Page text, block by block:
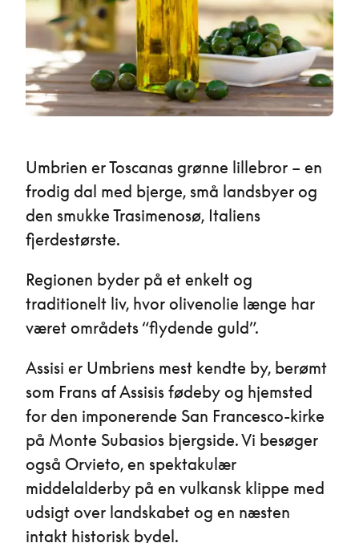
Umbrien er Toscanas grønne lillebror – en
frodig dal med bjerge, små landsbyer og
den smukke Trasimenosø, Italiens
fjerdestørste.
Regionen byder på et enkelt og
traditionelt liv, hvor olivenolie længe har
været områdets “flydende guld”.
Assisi er Umbriens mest kendte by, berømt
som Frans af Assisis fødeby og hjemsted
for den imponerende San Francesco-kirke
på Monte Subasios bjergside. Vi besøger
også Orvieto, en spektakulær
middelalderby på en vulkansk klippe med
udsigt over landskabet og en næsten
intakt historisk bydel.